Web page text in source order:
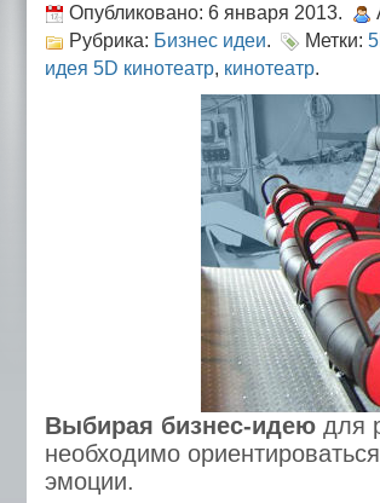
Опубликовано: 6 января 2013.
Рубрика: Бизнес идеи. Метки:
идея 5D кинотеатр, кинотеатр.
Выбирая бизнес-идею для
необходимо
эмоции.